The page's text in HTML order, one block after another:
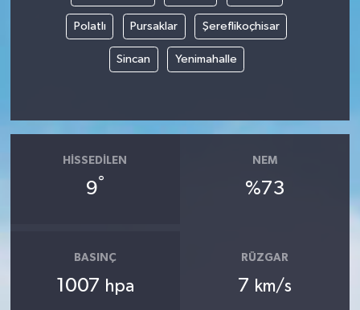
Polatlı Pursaklar Şereflikoçhisar
Sincan Yenimahalle
HISSEDILEN
9°
NEM
%73
BASINÇ
1007 hpa
RÜZGAR
7 km/s